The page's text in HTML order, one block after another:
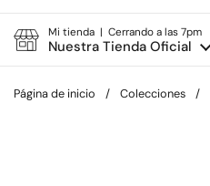
Mi tienda | Cerrando a las 7pm
Nuestra Tienda Oficial
Página de inicio / Colecciones /